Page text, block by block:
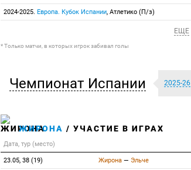
2024-2025. Европа. Кубок Испании, Атлетико (П/з)
ЕЩЕ
* Только матчи, в которых игрок забивал голы
Чемпионат Испании 2025-26
ЖИРОНА / УЧАСТИЕ В ИГРАХ
Дата, тур (место)
23.05, 38 (19) Жирона — Эльче